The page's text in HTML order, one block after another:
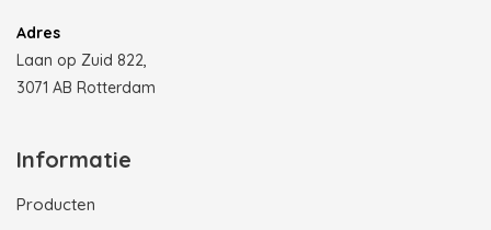
Adres
Laan op Zuid 822,
3071 AB Rotterdam
Informatie
Producten